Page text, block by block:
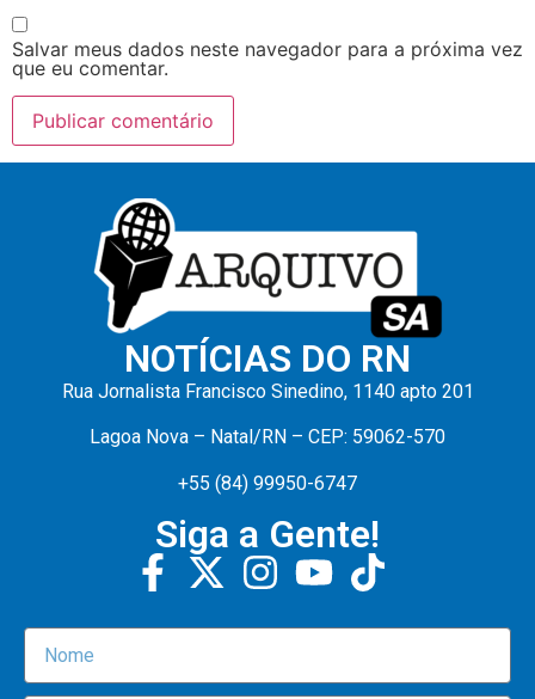
Salvar meus dados neste navegador para a próxima vez
que eu comentar.
NOTÍCIAS DO RN
Rua Jornalista Francisco Sinedino, 1140 apto 201
Lagoa Nova – Natal/RN – CEP: 59062-570
+55 (84) 99950-6747
Siga a Gente!